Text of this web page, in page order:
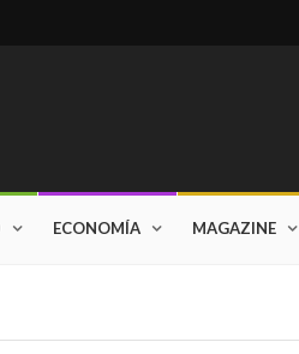
ECONOMÍA MAGAZINE